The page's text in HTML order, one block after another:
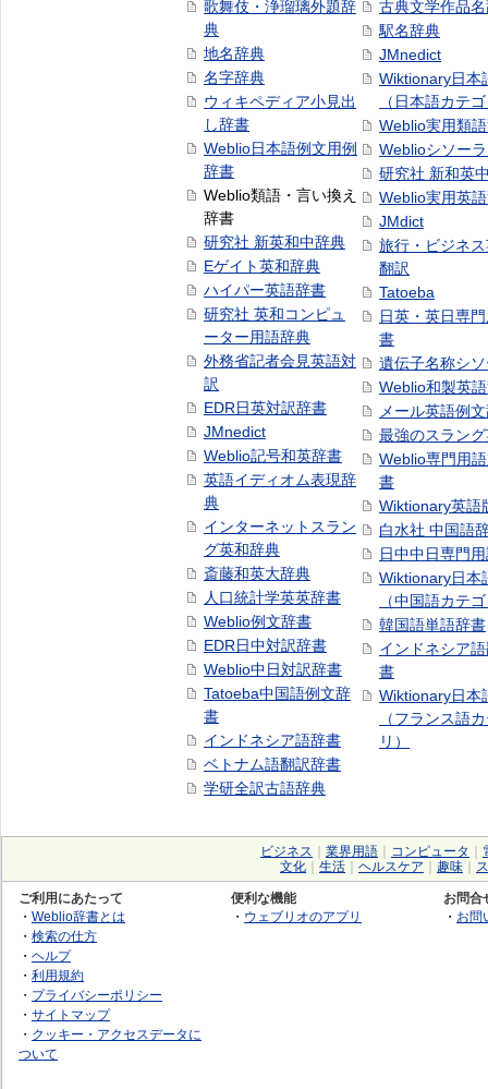
歌舞伎・浄瑠璃外題辞
典
地名辞典
名字辞典
ウィキペディア小見出
し辞書
Weblio日本語例文用例
辞書
Weblio類語・言い換え
辞書
研究社 新英和中辞典
Eゲイト英和辞典
ハイパー英語辞書
研究社 英和コンピュ
ーター用語辞典
外務省記者会見英語対
訳
EDR日英対訳辞書
JMnedict
Weblio記号和英辞書
英語イディオム表現辞
典
インターネットスラン
グ英和辞典
斎藤和英大辞典
人口統計学英英辞書
Weblio例文辞書
EDR日中対訳辞書
Weblio中日対訳辞書
Tatoeba中国語例文辞
書
インドネシア語辞書
ベトナム語翻訳辞書
学研全訳古語辞典
古典文学作品
駅名辞典
JMnedict
Wiktionary日本
（日本語カテ
Weblio実用類
Weblioシソー
研究社 新和英
Weblio実用英
JMdict
旅行・ビジネ
翻訳
Tatoeba
日英・英日専
書
遺伝子名称シ
Weblio和製英
メール英語例
最強のスラン
Weblio専門用
書
Wiktionary英語
白水社 中国語
日中中日専門
Wiktionary日本
（中国語カテ
韓国語単語辞書
インドネシア
書
Wiktionary日本
（フランス語
リ）
ビジネス 業界用語 コンピュータ
文化
生活 ヘルスケア 趣味
ご利用にあたって
・ Weblio辞書とは
・ 検索の仕方
・ ヘルプ
・ 利用規約
・ プライバシーポリシー
・ サイトマップ
・ クッキー・アクセスデータに
ついて
便利な機能
・ ウェブリオのアプリ
お問合
・ お問